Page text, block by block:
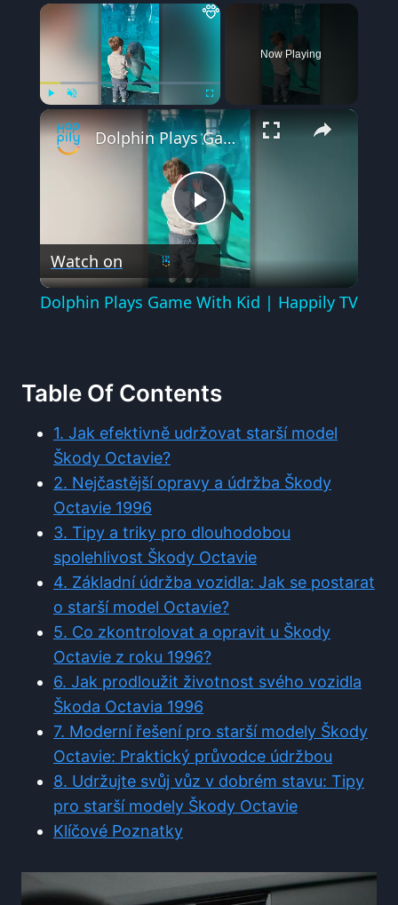
×
Fullscreen
Now Playing
×
Play
Video
Dolphin Plays Game With Kid | Happily TV
Watch on
Dolphin Plays Game With Kid | Happily TV
Table Of Contents
1. Jak efektivně udržovat starší model
Škody Octavie?
2. Nejčastější opravy a údržba Škody
Octavie 1996
3. Tipy a triky pro dlouhodobou
spolehlivost Škody Octavie
4. Základní údržba vozidla: Jak se postarat
o starší model Octavie?
5. Co zkontrolovat a opravit u Škody
Octavie z roku 1996?
6. Jak prodloužit životnost svého vozidla
Škoda Octavia 1996
7. Moderní řešení pro starší modely Škody
Octavie: Praktický průvodce údržbou
8. Udržujte svůj vůz v dobrém stavu: Tipy
pro starší modely Škody Octavie
Klíčové Poznatky